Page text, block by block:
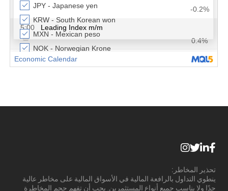
تحذير المخاطر:
ينطوي التداول بالرافعة المالية في الأسواق المالية على مخاطر عالية
جدًا ولا يناسب جميع أنواع المستثمرين. يجب أن تفهم حجم المخاطرة